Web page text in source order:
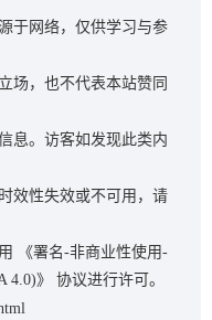
于网络，仅供学习与参
场，也不代表本站赞同
息。访客如发现此类内
效性失效或不可用，请
《署名-非商业性使用-
4.0)》
协议进行许可。